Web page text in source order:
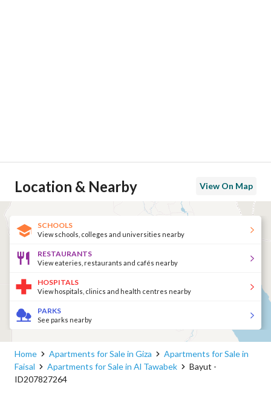
Location & Nearby View On Map
SCHOOLS
View schools, colleges and universities nearby
RESTAURANTS
View eateries, restaurants and cafés nearby
HOSPITALS
View hospitals, clinics and health centres nearby
PARKS
See parks nearby
Home Apartments for Sale in Giza
Apartments for Sale in
Faisal
Apartments for Sale in Al Tawabek
Bayut -
ID207827264